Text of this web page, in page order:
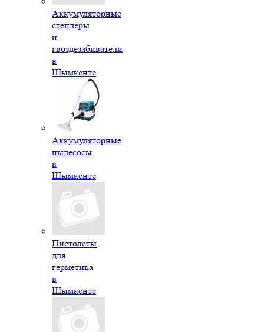
Аккумуляторные
степлеры
и
гвоздезабиватели
в
Шымкенте
Аккумуляторные
пылесосы
в
Шымкенте
Пистолеты
для
герметика
в
Шымкенте